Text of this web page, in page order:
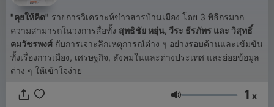
"คุยให้คิด" รายการวิเคราะห์ข่าวสารบ้านเมือง โดย 3 พิธีกรมาก
ความสามารถในวงการสื่อทั้ง สุทธิชัย หยุ่น, วีระ ธีรภัทร และ วิสุทธิ์
คมวัชรพงศ์ กับการเจาะลึกเหตุการณ์ต่าง ๆ อย่างรอบด้านและเข้มข้น
ทั้งเรื่องการเมือง, เศรษฐกิจ, สังคมในและต่างประเทศ และย่อยข้อมูล
ต่าง ๆ ให้เข้าใจง่าย
Volumen 1 x